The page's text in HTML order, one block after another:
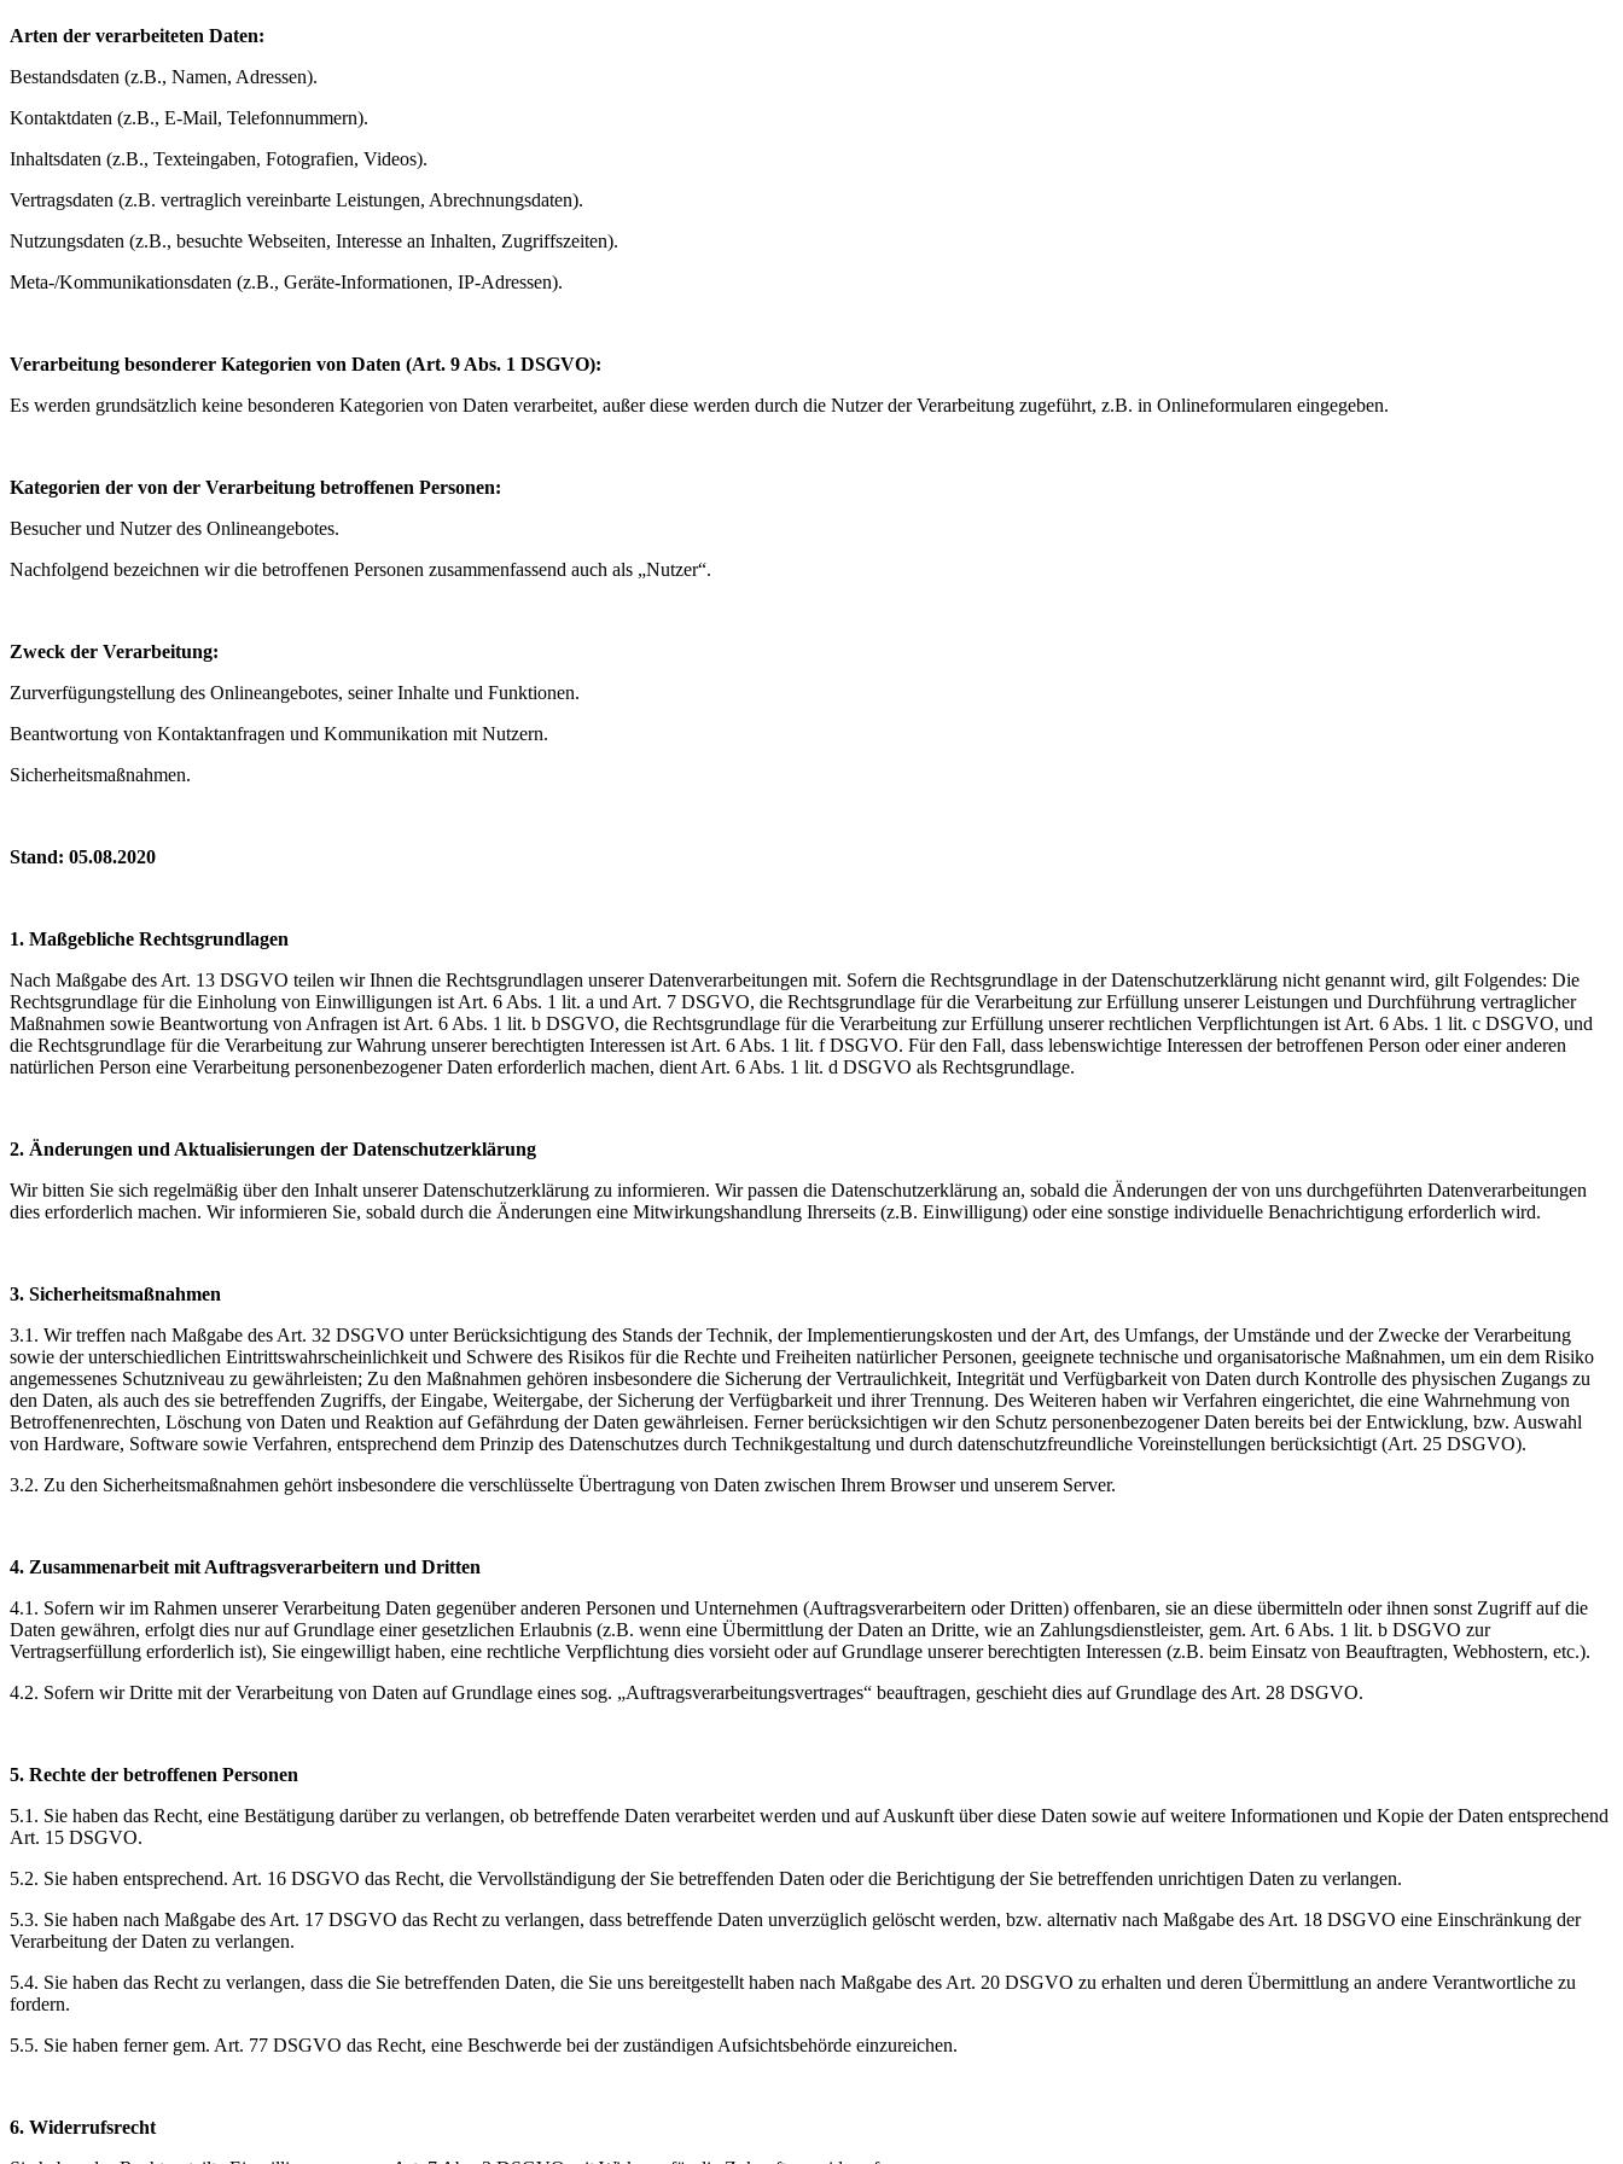
Arten der verarbeiteten Daten:
Bestandsdaten (z.B., Namen, Adressen).
Kontaktdaten (z.B., E-Mail, Telefonnummern).
Inhaltsdaten (z.B., Texteingaben, Fotografien, Videos).
Vertragsdaten (z.B. vertraglich vereinbarte Leistungen, Abrechnungsdaten).
Nutzungsdaten (z.B., besuchte Webseiten, Interesse an Inhalten, Zugriffszeiten).
Meta-/Kommunikationsdaten (z.B., Geräte-Informationen, IP-Adressen).
Verarbeitung besonderer Kategorien von Daten (Art. 9 Abs. 1 DSGVO):
Es werden grundsätzlich keine besonderen Kategorien von Daten verarbeitet, außer diese werden durch die Nutzer der Verarbeitung zugeführt, z.B. in Onlineformularen eingegeben.
Kategorien der von der Verarbeitung betroffenen Personen:
Besucher und Nutzer des Onlineangebotes.
Nachfolgend bezeichnen wir die betroffenen Personen zusammenfassend auch als „Nutzer“.
Zweck der Verarbeitung:
Zurverfügungstellung des Onlineangebotes, seiner Inhalte und Funktionen.
Beantwortung von Kontaktanfragen und Kommunikation mit Nutzern.
Sicherheitsmaßnahmen.
Stand: 05.08.2020
1. Maßgebliche Rechtsgrundlagen
Nach Maßgabe des Art. 13 DSGVO teilen wir Ihnen die Rechtsgrundlagen unserer Datenverarbeitungen mit. Sofern die Rechtsgrundlage in der Datenschutzerklärung nicht genannt wird, gilt Folgendes: Die
Rechtsgrundlage für die Einholung von Einwilligungen ist Art. 6 Abs. 1 lit. a und Art. 7 DSGVO, die Rechtsgrundlage für die Verarbeitung zur Erfüllung unserer Leistungen und Durchführung vertraglicher
Maßnahmen sowie Beantwortung von Anfragen ist Art. 6 Abs. 1 lit. b DSGVO, die Rechtsgrundlage für die Verarbeitung zur Erfüllung unserer rechtlichen Verpflichtungen ist Art. 6 Abs. 1 lit. c DSGVO, und
die Rechtsgrundlage für die Verarbeitung zur Wahrung unserer berechtigten Interessen ist Art. 6 Abs. 1 lit. f DSGVO. Für den Fall, dass lebenswichtige Interessen der betroffenen Person oder einer anderen
natürlichen Person eine Verarbeitung personenbezogener Daten erforderlich machen, dient Art. 6 Abs. 1 lit. d DSGVO als Rechtsgrundlage.
2. Änderungen und Aktualisierungen der Datenschutzerklärung
Wir bitten Sie sich regelmäßig über den Inhalt unserer Datenschutzerklärung zu informieren. Wir passen die Datenschutzerklärung an, sobald die Änderungen der von uns durchgeführten Datenverarbeitungen
dies erforderlich machen. Wir informieren Sie, sobald durch die Änderungen eine Mitwirkungshandlung Ihrerseits (z.B. Einwilligung) oder eine sonstige individuelle Benachrichtigung erforderlich wird.
3. Sicherheitsmaßnahmen
3.1. Wir treffen nach Maßgabe des Art. 32 DSGVO unter Berücksichtigung des Stands der Technik, der Implementierungskosten und der Art, des Umfangs, der Umstände und der Zwecke der Verarbeitung
sowie der unterschiedlichen Eintrittswahrscheinlichkeit und Schwere des Risikos für die Rechte und Freiheiten natürlicher Personen, geeignete technische und organisatorische Maßnahmen, um ein dem Risiko
angemessenes Schutzniveau zu gewährleisten; Zu den Maßnahmen gehören insbesondere die Sicherung der Vertraulichkeit, Integrität und Verfügbarkeit von Daten durch Kontrolle des physischen Zugangs zu
den Daten, als auch des sie betreffenden Zugriffs, der Eingabe, Weitergabe, der Sicherung der Verfügbarkeit und ihrer Trennung. Des Weiteren haben wir Verfahren eingerichtet, die eine Wahrnehmung von
Betroffenenrechten, Löschung von Daten und Reaktion auf Gefährdung der Daten gewährleisen. Ferner berücksichtigen wir den Schutz personenbezogener Daten bereits bei der Entwicklung, bzw. Auswahl
von Hardware, Software sowie Verfahren, entsprechend dem Prinzip des Datenschutzes durch Technikgestaltung und durch datenschutzfreundliche Voreinstellungen berücksichtigt (Art. 25 DSGVO).
3.2. Zu den Sicherheitsmaßnahmen gehört insbesondere die verschlüsselte Übertragung von Daten zwischen Ihrem Browser und unserem Server.
4. Zusammenarbeit mit Auftragsverarbeitern und Dritten
4.1. Sofern wir im Rahmen unserer Verarbeitung Daten gegenüber anderen Personen und Unternehmen (Auftragsverarbeitern oder Dritten) offenbaren, sie an diese übermitteln oder ihnen sonst Zugriff auf die
Daten gewähren, erfolgt dies nur auf Grundlage einer gesetzlichen Erlaubnis (z.B. wenn eine Übermittlung der Daten an Dritte, wie an Zahlungsdienstleister, gem. Art. 6 Abs. 1 lit. b DSGVO zur
Vertragserfüllung erforderlich ist), Sie eingewilligt haben, eine rechtliche Verpflichtung dies vorsieht oder auf Grundlage unserer berechtigten Interessen (z.B. beim Einsatz von Beauftragten, Webhostern, etc.).
4.2. Sofern wir Dritte mit der Verarbeitung von Daten auf Grundlage eines sog. „Auftragsverarbeitungsvertrages“ beauftragen, geschieht dies auf Grundlage des Art. 28 DSGVO.
5. Rechte der betroffenen Personen
5.1. Sie haben das Recht, eine Bestätigung darüber zu verlangen, ob betreffende Daten verarbeitet werden und auf Auskunft über diese Daten sowie auf weitere Informationen und Kopie der Daten entsprechend
Art. 15 DSGVO.
5.2. Sie haben entsprechend. Art. 16 DSGVO das Recht, die Vervollständigung der Sie betreffenden Daten oder die Berichtigung der Sie betreffenden unrichtigen Daten zu verlangen.
5.3. Sie haben nach Maßgabe des Art. 17 DSGVO das Recht zu verlangen, dass betreffende Daten unverzüglich gelöscht werden, bzw. alternativ nach Maßgabe des Art. 18 DSGVO eine Einschränkung der
Verarbeitung der Daten zu verlangen.
5.4. Sie haben das Recht zu verlangen, dass die Sie betreffenden Daten, die Sie uns bereitgestellt haben nach Maßgabe des Art. 20 DSGVO zu erhalten und deren Übermittlung an andere Verantwortliche zu
fordern.
5.5. Sie haben ferner gem. Art. 77 DSGVO das Recht, eine Beschwerde bei der zuständigen Aufsichtsbehörde einzureichen.
6. Widerrufsrecht